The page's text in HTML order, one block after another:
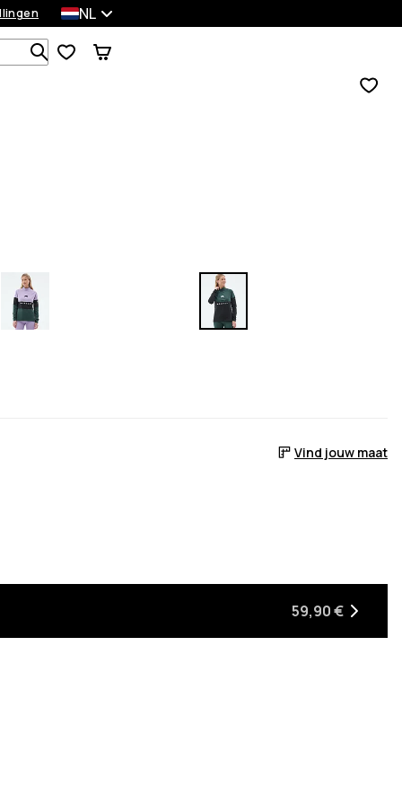
NL
Zoek in 1 000+ producten
Vind jouw maat
is
59,90 €